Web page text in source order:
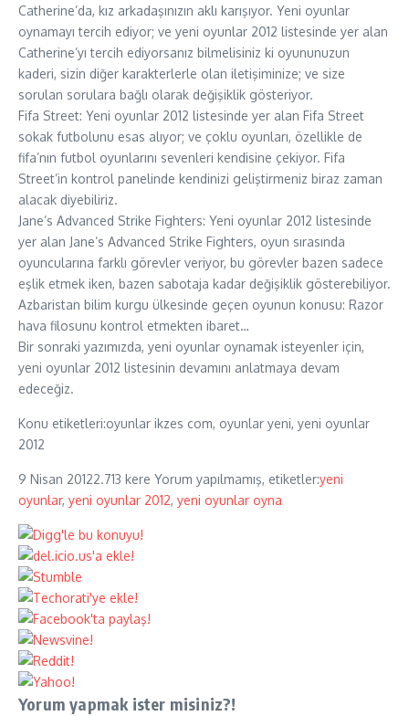
Catherine’da, kız arkadaşınızın aklı karışıyor. Yeni oyunlar
oynamayı tercih ediyor; ve yeni oyunlar 2012 listesinde yer alan
Catherine’yı tercih ediyorsanız bilmelisiniz ki oyununuzun
kaderi, sizin diğer karakterlerle olan iletişiminize; ve size
sorulan sorulara bağlı olarak değişiklik gösteriyor.
Fifa Street: Yeni oyunlar 2012 listesinde yer alan Fifa Street
sokak futbolunu esas alıyor; ve çoklu oyunları, özellikle de
fifa’nın futbol oyunlarını sevenleri kendisine çekiyor. Fifa
Street’in kontrol panelinde kendinizi geliştirmeniz biraz zaman
alacak diyebiliriz.
Jane’s Advanced Strike Fighters: Yeni oyunlar 2012 listesinde
yer alan Jane’s Advanced Strike Fighters, oyun sırasında
oyuncularına farklı görevler veriyor, bu görevler bazen sadece
eşlik etmek iken, bazen sabotaja kadar değişiklik gösterebiliyor.
Azbaristan bilim kurgu ülkesinde geçen oyunun konusu: Razor
hava filosunu kontrol etmekten ibaret…
Bir sonraki yazımızda, yeni oyunlar oynamak isteyenler için,
yeni oyunlar 2012 listesinin devamını anlatmaya devam
edeceğiz.
Konu etiketleri:oyunlar ikzes com, oyunlar yeni, yeni oyunlar
2012
9 Nisan 20122.713 kere Yorum yapılmamış, etiketler:yeni
oyunlar, yeni oyunlar 2012, yeni oyunlar oyna
Yorum yapmak ister misiniz?!